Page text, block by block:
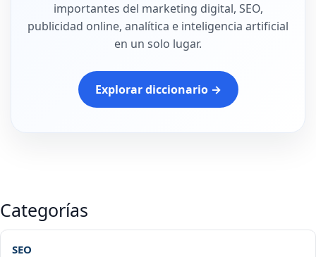
importantes del marketing digital, SEO,
publicidad online, analítica e inteligencia artificial
en un solo lugar.
Explorar diccionario →
Categorías
SEO